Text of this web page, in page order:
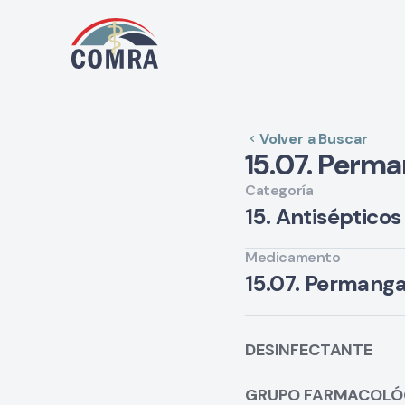
Volver a Buscar
15.07.
Categoría
15.
(*) Fármacos
aplican sobre la piel.
Medicamento
15.07.
DESINFECTANTE
GRUPO